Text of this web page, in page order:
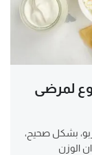
لمرضى
بشكل صحيح،
الوزن